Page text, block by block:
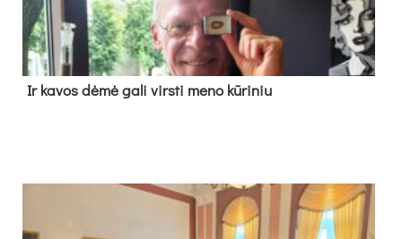
Ir ka­vos dė­mė ga­li virs­ti me­no kū­ri­niu